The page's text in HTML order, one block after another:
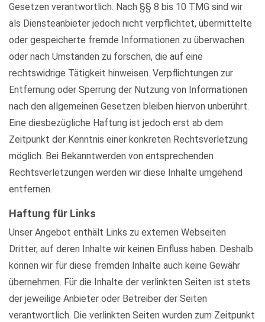
Gesetzen verantwortlich. Nach §§ 8 bis 10 TMG sind wir
als Diensteanbieter jedoch nicht verpflichtet, übermittelte
oder gespeicherte fremde Informationen zu überwachen
oder nach Umständen zu forschen, die auf eine
rechtswidrige Tätigkeit hinweisen. Verpflichtungen zur
Entfernung oder Sperrung der Nutzung von Informationen
nach den allgemeinen Gesetzen bleiben hiervon unberührt.
Eine diesbezügliche Haftung ist jedoch erst ab dem
Zeitpunkt der Kenntnis einer konkreten Rechtsverletzung
möglich. Bei Bekanntwerden von entsprechenden
Rechtsverletzungen werden wir diese Inhalte umgehend
entfernen.
Haftung für Links
Unser Angebot enthält Links zu externen Webseiten
Dritter, auf deren Inhalte wir keinen Einfluss haben. Deshalb
können wir für diese fremden Inhalte auch keine Gewähr
übernehmen. Für die Inhalte der verlinkten Seiten ist stets
der jeweilige Anbieter oder Betreiber der Seiten
verantwortlich. Die verlinkten Seiten wurden zum Zeitpunkt